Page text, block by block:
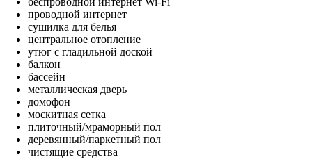
проводной интернет
сушилка для белья
центральное отопление
утюг с гладильной доской
балкон
бассейн
металлическая дверь
домофон
москитная сетка
плиточный/мраморный пол
деревянный/паркетный пол
чистящие средства